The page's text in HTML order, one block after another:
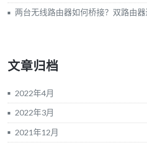
两台无线路由器如何桥接？双路由
文章归档
2022年4月
2022年3月
2021年12月